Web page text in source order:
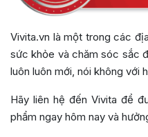
Vivita.vn là một trong các
sức khỏe và chăm sóc sắc
luôn luôn mới, nói không với
Hãy liên hệ đến Vivita để
phẩm ngay hôm nay và